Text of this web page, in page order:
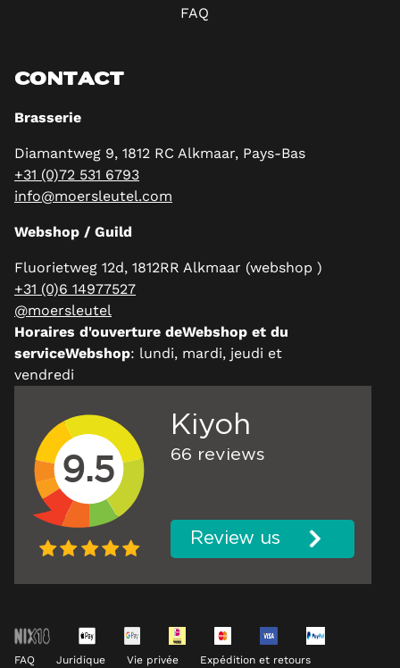
FAQ
CONTACT
Brasserie
Diamantweg 9, 1812 RC Alkmaar, Pays-Bas
+31 (0)72 531 6793
info@moersleutel.com
Webshop / Guild
Fluorietweg 12d, 1812RR Alkmaar (webshop )
+31 (0)6 14977527
@moersleutel
Horaires d'ouverture deWebshop et du
serviceWebshop: lundi, mardi, jeudi et
vendredi
FAQ Juridique Vie privée Expédition et retours